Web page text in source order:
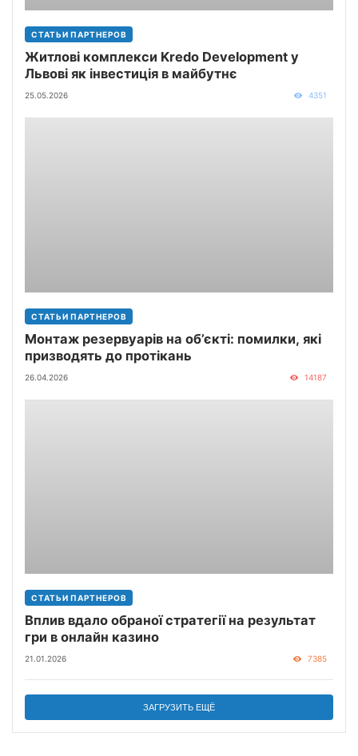
СТАТЬИ ПАРТНЕРОВ
Житлові комплекси Kredo Development у
Львові як інвестиція в майбутнє
25.05.2026 4351
СТАТЬИ ПАРТНЕРОВ
Монтаж резервуарів на об’єкті: помилки, які
призводять до протікань
26.04.2026 14187
СТАТЬИ ПАРТНЕРОВ
Вплив вдало обраної стратегії на результат
гри в онлайн казино
21.01.2026 7385
ЗАГРУЗИТЬ ЕЩЁ